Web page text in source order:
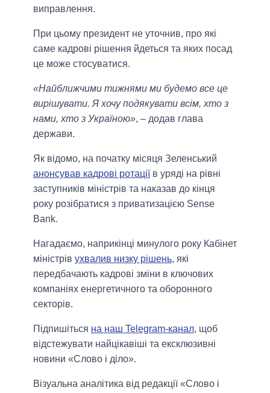
виправлення.
При цьому президент не уточнив, про які
саме кадрові рішення йдеться та яких посад
це може стосуватися.
«Найближчими тижнями ми будемо все це
вирішувати. Я хочу подякувати всім, хто з
нами, хто з Україною», – додав глава
держави.
Як відомо, на початку місяця Зеленський
анонсував кадрові ротаціїв уряді на рівні
заступників міністрів та наказав до кінця
року розібратися з приватизацією Sense
Bank.
Нагадаємо, наприкінці минулого року Кабінет
міністрів ухвалив низку рішень, які
передбачають кадрові зміни в ключових
компаніях енергетичного та оборонного
секторів.
Підпишіться на наш Telegram-канал, щоб
відстежувати найцікавіші та ексклюзивні
новини «Слово і діло».
Візуальна аналітика від редакції «Слово і